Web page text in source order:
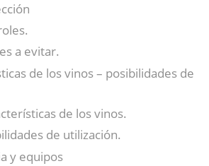
a evitar.
de los vinos – posibilidades de
de los vinos.
de utilización.
y equipos